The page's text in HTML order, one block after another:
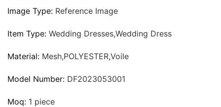
Image Type: Reference Image
Item Type: Wedding Dresses,Wedding Dress
Material: Mesh,POLYESTER,Voile
Model Number: DF2023053001
Moq: 1 piece